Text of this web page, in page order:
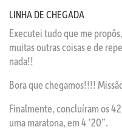
LINHA DE CHEGADA
Executei tudo que me
muitas outras coisas e de
nada!!
Bora que chegamos!!!!
Finalmente, concluíram os
uma maratona, em 4 ’20”.